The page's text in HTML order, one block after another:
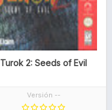
Turok 2: Seeds of Evil
Versión --